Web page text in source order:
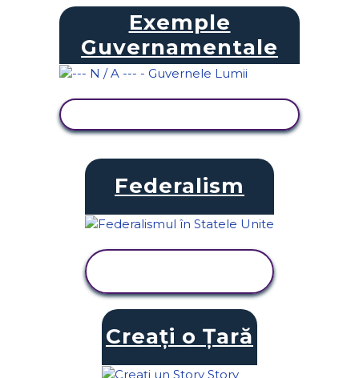
Exemple
Guvernamentale
Federalism
Creați o Țară